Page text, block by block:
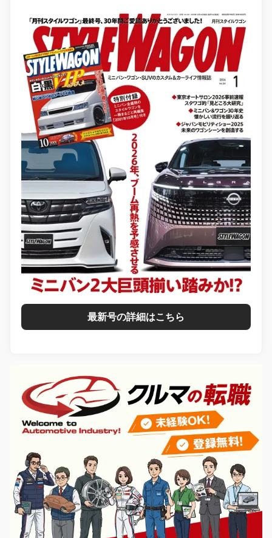
最新号の詳細はこちら